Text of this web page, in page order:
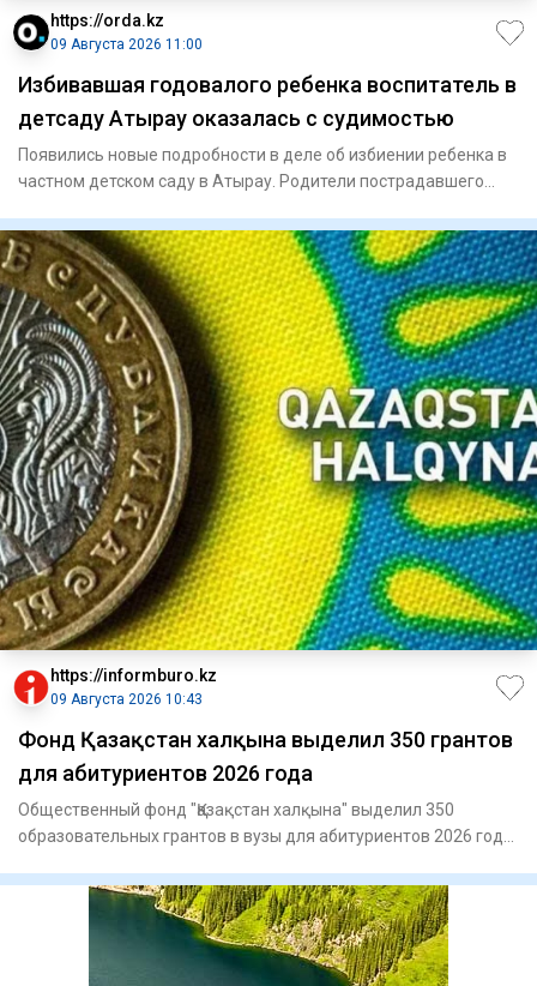
https://orda.kz
09 Августа 2026 11:00
Избивавшая годовалого ребенка воспитатель в
детсаду Атырау оказалась с судимостью
Появились новые подробности в деле об избиении ребенка в
частном детском саду в Атырау. Родители пострадавшего
https://informburo.kz
09 Августа 2026 10:43
Фонд Қазақстан халқына выделил 350 грантов
для абитуриентов 2026 года
Общественный фонд "Қазақстан халқына" выделил 350
образовательных грантов в вузы для абитуриентов 2026 года,